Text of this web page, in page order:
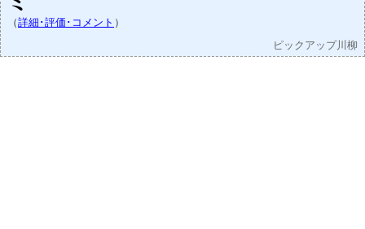
（詳細･評価･コメント ）
ピックアップ川柳